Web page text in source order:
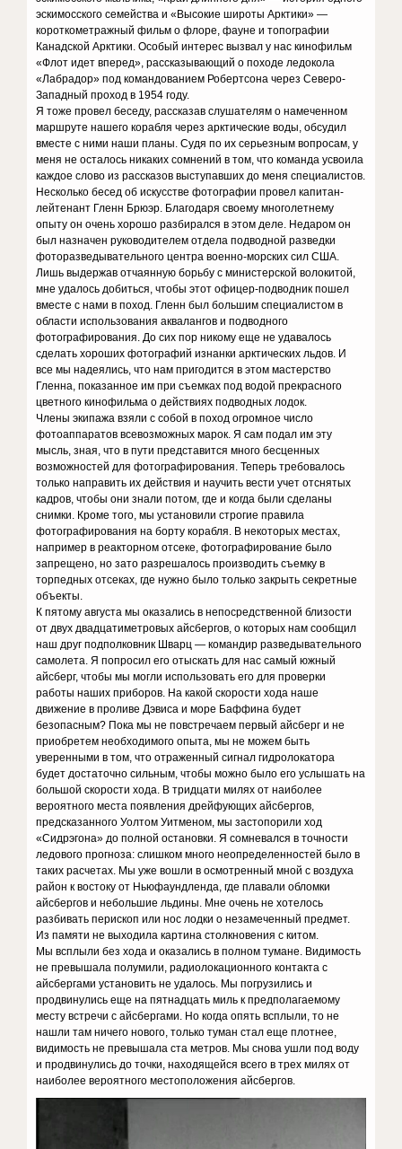
эскимосского семейства и «Высокие широты Арктики» —
короткометражный фильм о флоре, фауне и топографии
Канадской Арктики. Особый интерес вызвал у нас кинофильм
«Флот идет вперед», рассказывающий о походе ледокола
«Лабрадор» под командованием Робертсона через Северо-
Западный проход в 1954 году.
Я тоже провел беседу, рассказав слушателям о намеченном
маршруте нашего корабля через арктические воды, обсудил
вместе с ними наши планы. Судя по их серьезным вопросам, у
меня не осталось никаких сомнений в том, что команда усвоила
каждое слово из рассказов выступавших до меня специалистов.
Несколько бесед об искусстве фотографии провел капитан-
лейтенант Гленн Брюэр. Благодаря своему многолетнему
опыту он очень хорошо разбирался в этом деле. Недаром он
был назначен руководителем отдела подводной разведки
фоторазведывательного центра военно-морских сил США.
Лишь выдержав отчаянную борьбу с министерской волокитой,
мне удалось добиться, чтобы этот офицер-подводник пошел
вместе с нами в поход. Гленн был большим специалистом в
области использования аквалангов и подводного
фотографирования. До сих пор никому еще не удавалось
сделать хороших фотографий изнанки арктических льдов. И
все мы надеялись, что нам пригодится в этом мастерство
Гленна, показанное им при съемках под водой прекрасного
цветного кинофильма о действиях подводных лодок.
Члены экипажа взяли с собой в поход огромное число
фотоаппаратов всевозможных марок. Я сам подал им эту
мысль, зная, что в пути представится много бесценных
возможностей для фотографирования. Теперь требовалось
только направить их действия и научить вести учет отснятых
кадров, чтобы они знали потом, где и когда были сделаны
снимки. Кроме того, мы установили строгие правила
фотографирования на борту корабля. В некоторых местах,
например в реакторном отсеке, фотографирование было
запрещено, но зато разрешалось производить съемку в
торпедных отсеках, где нужно было только закрыть секретные
объекты.
К пятому августа мы оказались в непосредственной близости
от двух двадцатиметровых айсбергов, о которых нам сообщил
наш друг подполковник Шварц — командир разведывательного
самолета. Я попросил его отыскать для нас самый южный
айсберг, чтобы мы могли использовать его для проверки
работы наших приборов. На какой скорости хода наше
движение в проливе Дэвиса и море Баффина будет
безопасным? Пока мы не повстречаем первый айсберг и не
приобретем необходимого опыта, мы не можем быть
уверенными в том, что отраженный сигнал гидролокатора
будет достаточно сильным, чтобы можно было его услышать на
большой скорости хода. В тридцати милях от наиболее
вероятного места появления дрейфующих айсбергов,
предсказанного Уолтом Уитменом, мы застопорили ход
«Сидрэгона» до полной остановки. Я сомневался в точности
ледового прогноза: слишком много неопределенностей было в
таких расчетах. Мы уже вошли в осмотренный мной с воздуха
район к востоку от Ньюфаундленда, где плавали обломки
айсбергов и небольшие льдины. Мне очень не хотелось
разбивать перископ или нос лодки о незамеченный предмет.
Из памяти не выходила картина столкновения с китом.
Мы всплыли без хода и оказались в полном тумане. Видимость
не превышала полумили, радиолокационного контакта с
айсбергами установить не удалось. Мы погрузились и
продвинулись еще на пятнадцать миль к предполагаемому
месту встречи с айсбергами. Но когда опять всплыли, то не
нашли там ничего нового, только туман стал еще плотнее,
видимость не превышала ста метров. Мы снова ушли под воду
и продвинулись до точки, находящейся всего в трех милях от
наиболее вероятного местоположения айсбергов.